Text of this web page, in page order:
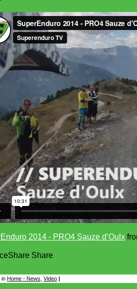
2014 - PRO4 Sauze d’Oulx
Share Share
in Home - News Video